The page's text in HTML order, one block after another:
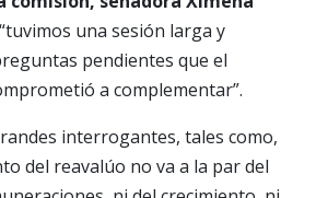
una sesión larga y
pendientes que el
a complementar”.
interrogantes, tales como,
del reavalúo no va a la par del